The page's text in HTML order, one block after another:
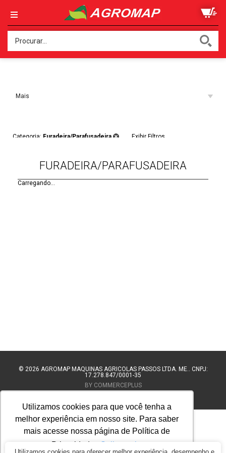
Utilizamos cookies para que você tenha a
melhor experiência em nosso site. Para saber
mais acesse nossa página de Política de
Privacidade.
Saiba mais
Mais
Categoria: Furadeira/Parafusadeira Exibir Filtros
FURADEIRA/PARAFUSADEIRA
Carregando...
© 2026 AGROMAP MAQUINAS AGRÍCOLAS PASSOS LTDA. ME.. CNPJ:
17.278.847/0001-35
BY COMMERCEPLUS